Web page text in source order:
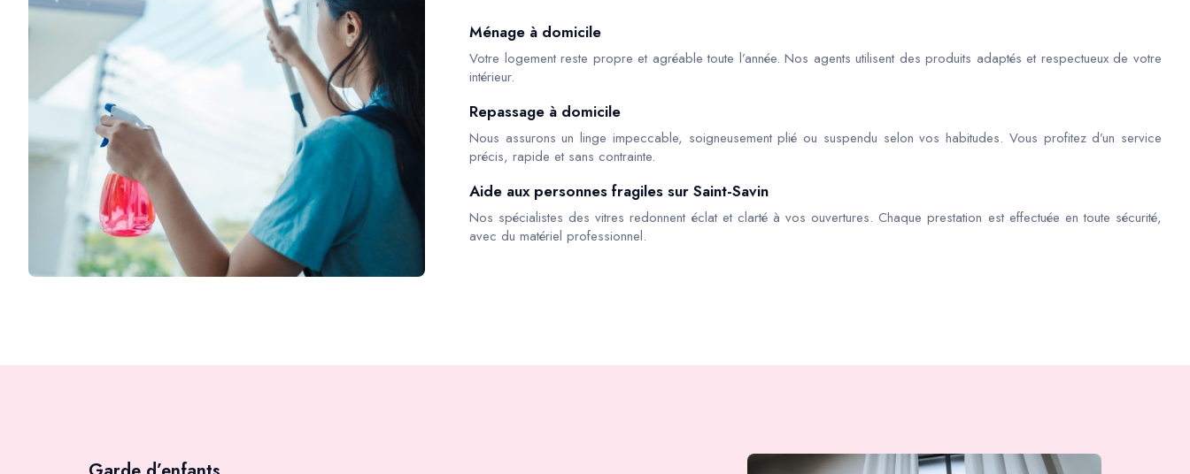
Ménage à domicile
Votre logement reste propre et agréable toute l’année. Nos agents utilisent des produits adaptés et respectueux de votre
intérieur.
Repassage à domicile
Nous assurons un linge impeccable, soigneusement plié ou suspendu selon vos habitudes. Vous profitez d’un service
précis, rapide et sans contrainte.
Aide aux personnes fragiles sur Saint-Savin
Nos spécialistes des vitres redonnent éclat et clarté à vos ouvertures. Chaque prestation est effectuée en toute sécurité,
avec du matériel professionnel.